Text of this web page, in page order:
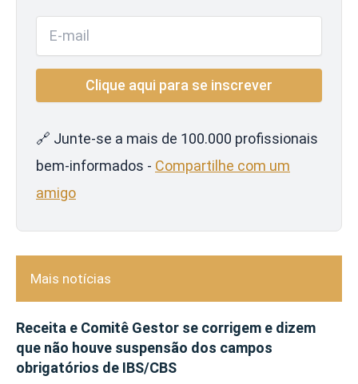
🔗 Junte-se a mais de 100.000 profissionais
bem-informados - Compartilhe com um
amigo
Mais notícias
Receita e Comitê Gestor se corrigem e dizem
que não houve suspensão dos campos
obrigatórios de IBS/CBS